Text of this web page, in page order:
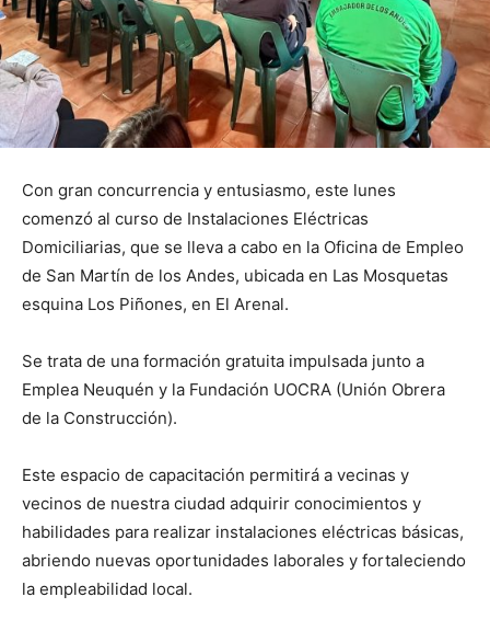
Con gran concurrencia y entusiasmo, este lunes
comenzó al curso de Instalaciones Eléctricas
Domiciliarias, que se lleva a cabo en la Oficina de Empleo
de San Martín de los Andes, ubicada en Las Mosquetas
esquina Los Piñones, en El Arenal.
Se trata de una formación gratuita impulsada junto a
Emplea Neuquén y la Fundación UOCRA (Unión Obrera
de la Construcción).
Este espacio de capacitación permitirá a vecinas y
vecinos de nuestra ciudad adquirir conocimientos y
habilidades para realizar instalaciones eléctricas básicas,
abriendo nuevas oportunidades laborales y fortaleciendo
la empleabilidad local.